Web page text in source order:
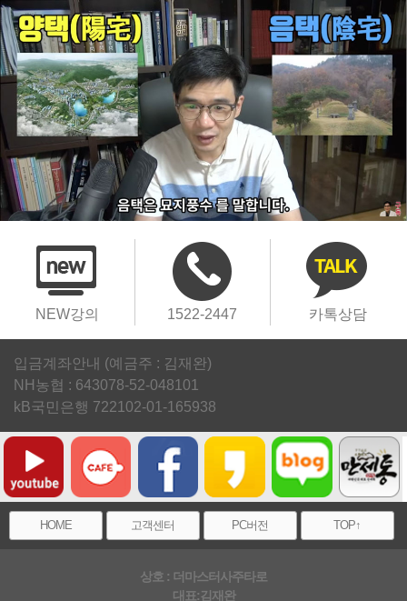
NEW강의 1522-2447 카톡상담
입금계좌안내 (예금주 : 김재완)
NH농협 : 643078-52-048101
kB국민은행 722102-01-165938
HOME 고객센터 PC버전 TOP↑
상호 : 더마스터사주타로
대표:김재완